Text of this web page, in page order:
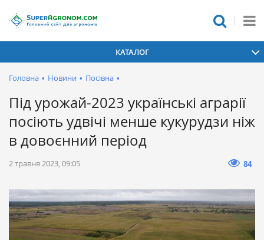
КАТАЛОГ
Головна • Новини • Посівна •
Під урожай-2023 українські аграрії
посіють удвічі менше кукурудзи ніж
в довоєнний період
2 травня 2023, 09:05 84